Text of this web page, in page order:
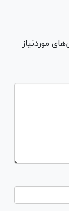
موردنیاز